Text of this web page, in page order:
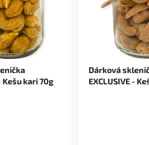
Kešu kari 70g
Dárková
EXCLUSIVE -